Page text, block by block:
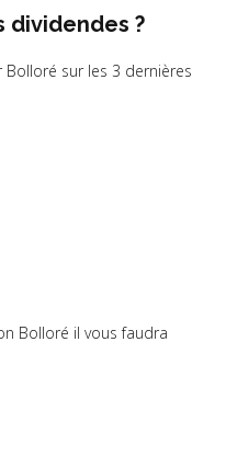
dividendes ?
Bolloré sur les 3 dernières
Bolloré il vous faudra